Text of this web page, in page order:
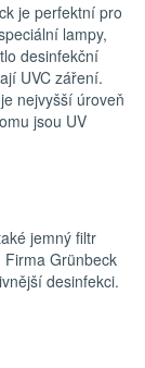
je perfektní pro
lampy,
desinfekční
UVC záření.
nejvyšší úroveň
jsou UV
jemný filtr
Firma Grünbeck
desinfekci.